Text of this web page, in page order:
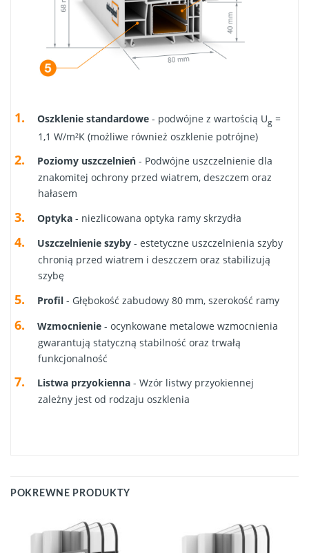
Oszklenie standardowe- podwójne z wartością Ug=
1,1 W/m²K (możliwe również oszklenie potrójne)
Poziomy uszczelnień- Podwójne uszczelnienie dla
znakomitej ochrony przed wiatrem, deszczem oraz
hałasem
Optyka- niezlicowana optyka ramy skrzydła
Uszczelnienie szyby- estetyczne uszczelnienia szyby
chronią przed wiatrem i deszczem oraz stabilizują
szybę
Profil- Głębokość zabudowy 80 mm, szerokość ramy
Wzmocnienie- ocynkowane metalowe wzmocnienia
gwarantują statyczną stabilność oraz trwałą
funkcjonalność
Listwa przyokienna- Wzór listwy przyokiennej
zależny jest od rodzaju oszklenia
POKREWNE PRODUKTY